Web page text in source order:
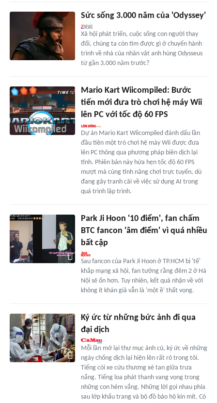
Sức sống 3.000 năm của 'Odyssey'
Xã hội phát triển, cuộc sống con người thay
đổi, chúng ta còn tìm được gì ở chuyến hành
trình về nhà của nhân vật anh hùng Odysseus
từ gần 3.000 năm trước?
Mario Kart Wiicompiled: Bước
tiến mới đưa trò chơi hệ máy Wii
lên PC với tốc độ 60 FPS
Dự án Mario Kart Wiicompiled đánh dấu lần
đầu tiên một trò chơi hệ máy Wii được đưa
lên PC thông qua phương pháp biên dịch lại
tĩnh. Phiên bản này hứa hẹn tốc độ 60 FPS
mượt mà cùng tính năng chơi trực tuyến, dù
đang gây tranh cãi về việc sử dụng AI trong
quá trình lập trình.
Park Ji Hoon '10 điểm', fan chấm
BTC fancon 'âm điểm' vì quá nhiều
bất cập
Sau fancon của Park Ji Hoon ở TP.HCM bị 'tế'
khắp mạng xã hội, fan tưởng rằng đêm 2 ở Hà
Nội sẽ ổn hơn. Tuy nhiên, kết quả nhận về với
không ít khán giả vẫn là 'một ề' thất vọng.
Ký ức từ những bức ảnh đi qua
đại dịch
Mỗi lần mở lại thư mục ảnh cũ, ký ức về những
ngày chống dịch lại hiện lên rất rõ trong tôi.
Tiếng còi xe cứu thương xé tan giữa trưa
nắng. Tiếng loa phát thanh vang vọng trong
những con hẻm vắng. Những lời gọi nhau phía
sau lớp khẩu trang và bộ đồ bảo hộ kín mít. Có